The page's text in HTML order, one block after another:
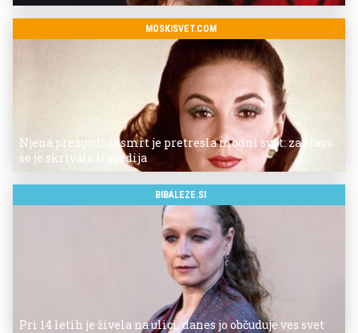
MOSKISVET.COM
Njena prezgodnja smrt je pretresla modni svet: za slavo
se je skrivala tragedija
BIBALEZE.SI
Pri 14 letih je živela na ulici, danes jo občuduje ves svet